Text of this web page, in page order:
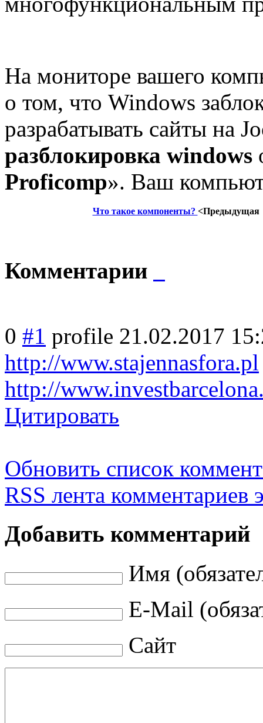
На мониторе вашего
о том, что Windows
разрабатывать сайты на
разблокировка windows
Proficomp». Ваш
Что такое компоненты? <Предыдущая
Комментарии
0 #1 profile 21.02.2017
http://www.stajennasfora.pl
http://
Цитировать
Обновить список
RSS лента комментариев
Добавить комментарий
Имя
E-Mail
Сайт